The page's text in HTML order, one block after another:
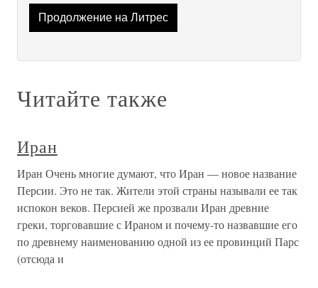
Продолжение на Литрес
Читайте также
Иран
Иран Очень многие думают, что Иран — новое название
Персии. Это не так. Жители этой страны называли ее так
испокон веков. Персией же прозвали Иран древние
греки, торговавшие с Ираном и почему-то назвавшие его
по древнему наименованию одной из ее провинций Парс
(отсюда и